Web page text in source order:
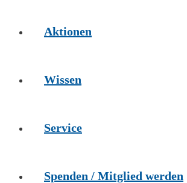
Aktionen
Wissen
Service
Spenden / Mitglied werden